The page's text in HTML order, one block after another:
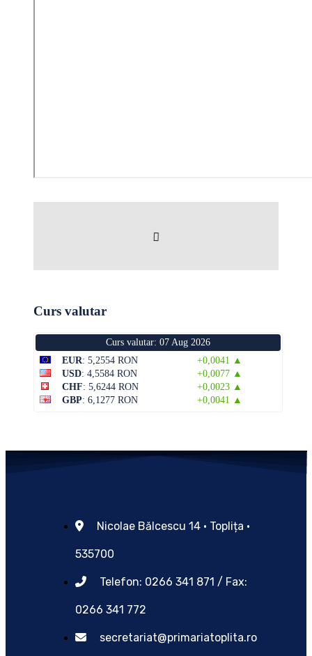
Curs valutar
Curs valutar: 07 Aug 2026
EUR: 5,2554 RON
+0,0041 ▲
USD: 4,5584 RON
+0,0077 ▲
CHF: 5,6244 RON
+0,0023 ▲
GBP: 6,1277 RON +0,0041 ▲
Nicolae Bălcescu 14 • Toplița •
535700
Telefon: 0266 341 871 / Fax:
0266 341 772
secretariat@primariatoplita.ro